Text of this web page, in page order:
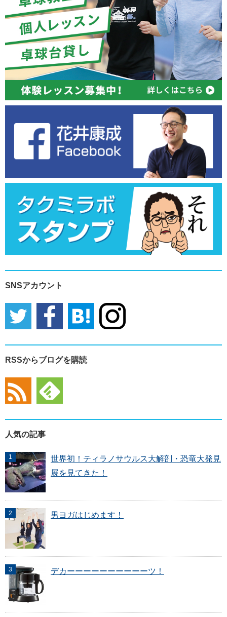
SNSアカウント
RSSからブログを購読
人気の記事
世界初！ティラノサウルス大解剖・恐竜大発見
展を見てきた！
男ヨガはじめます！
デカーーーーーーーーーーツ！